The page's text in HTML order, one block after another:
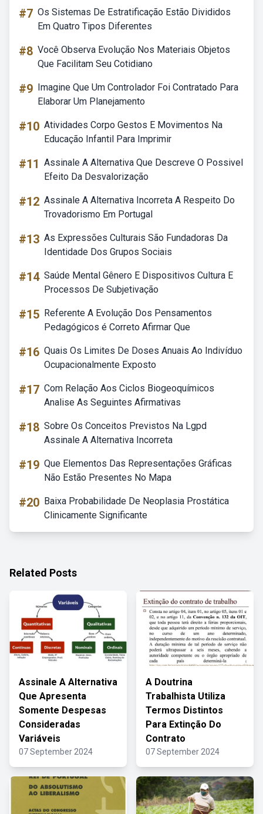
#7 Os Sistemas De Estratificação Estão Divididos
Em Quatro Tipos Diferentes
#8 Você Observa Evolução Nos Materiais Objetos
Que Facilitam Seu Cotidiano
#9 Imagine Que Um Controlador Foi Contratado Para
Elaborar Um Planejamento
#10 Atividades Corpo Gestos E Movimentos Na
Educação Infantil Para Imprimir
#11 Assinale A Alternativa Que Descreve O Possivel
Efeito Da Desvalorização
#12 Assinale A Alternativa Incorreta A Respeito Do
Trovadorismo Em Portugal
#13 As Expressões Culturais São Fundadoras Da
Identidade Dos Grupos Sociais
#14 Saúde Mental Gênero E Dispositivos Cultura E
Processos De Subjetivação
#15 Referente A Evolução Dos Pensamentos
Pedagógicos é Correto Afirmar Que
#16 Quais Os Limites De Doses Anuais Ao Indivíduo
Ocupacionalmente Exposto
#17 Com Relação Aos Ciclos Biogeoquímicos
Analise As Seguintes Afirmativas
#18 Sobre Os Conceitos Previstos Na Lgpd
Assinale A Alternativa Incorreta
#19 Que Elementos Das Representações Gráficas
Não Estão Presentes No Mapa
#20 Baixa Probabilidade De Neoplasia Prostática
Clinicamente Significante
Related Posts
Assinale A Alternativa
Que Apresenta
Somente Despesas
Consideradas
Variáveis
07 September 2024
A Doutrina
Trabalhista Utiliza
Termos Distintos
Para Extinção Do
Contrato
07 September 2024